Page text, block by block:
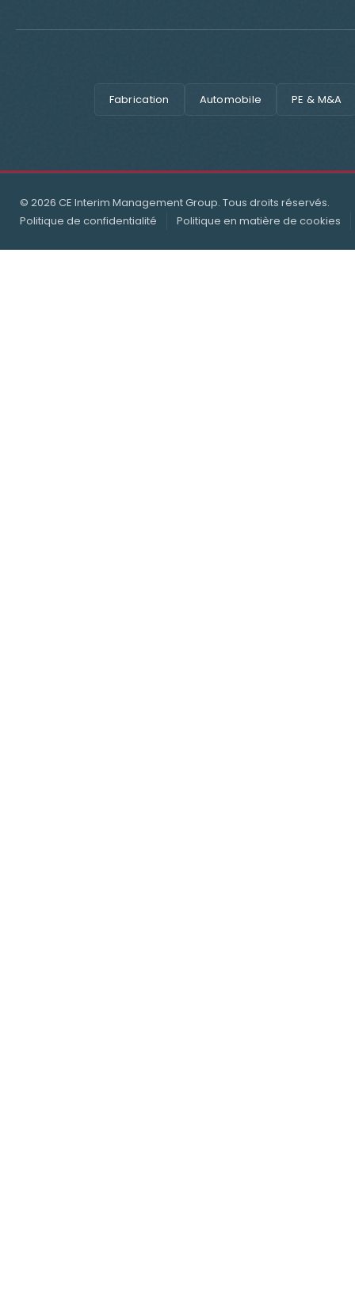
Fabrication Automobile PE & M&A
© 2026 CE Interim Management Group. Tous droits réservés.
Politique de confidentialité
Politique en matière de cookies